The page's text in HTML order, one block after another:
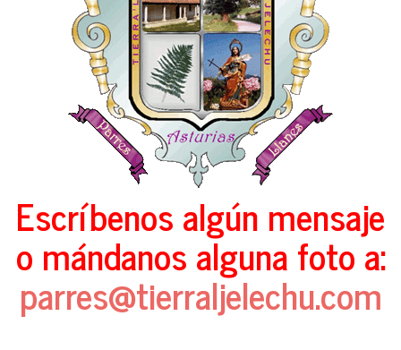
Escríbenos algún mensaje
o mándanos alguna foto a:
parres@tierraljelechu.com